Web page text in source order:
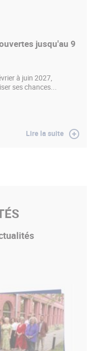
jusqu'au 9
à juin 2027,
ses chances...
Lire la suite